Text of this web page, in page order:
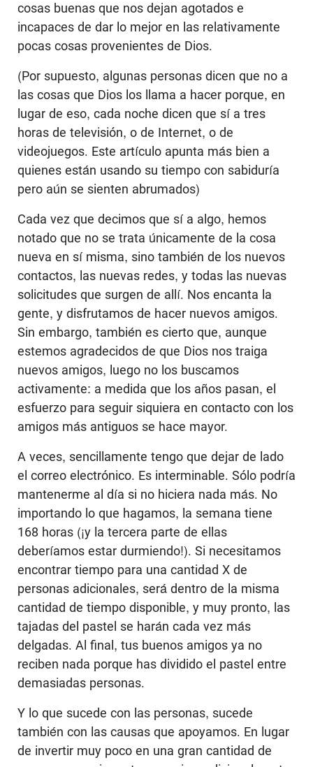
cosas buenas que nos dejan agotados e
incapaces de dar lo mejor en las relativamente
pocas cosas provenientes de Dios.
(Por supuesto, algunas personas dicen que no a
las cosas que Dios los llama a hacer porque, en
lugar de eso, cada noche dicen que sí a tres
horas de televisión, o de Internet, o de
videojuegos. Este artículo apunta más bien a
quienes están usando su tiempo con sabiduría
pero aún se sienten abrumados)
Cada vez que decimos que sí a algo, hemos
notado que no se trata únicamente de la cosa
nueva en sí misma, sino también de los nuevos
contactos, las nuevas redes, y todas las nuevas
solicitudes que surgen de allí. Nos encanta la
gente, y disfrutamos de hacer nuevos amigos.
Sin embargo, también es cierto que, aunque
estemos agradecidos de que Dios nos traiga
nuevos amigos, luego no los buscamos
activamente: a medida que los años pasan, el
esfuerzo para seguir siquiera en contacto con los
amigos más antiguos se hace mayor.
A veces, sencillamente tengo que dejar de lado
el correo electrónico. Es interminable. Sólo podría
mantenerme al día si no hiciera nada más. No
importando lo que hagamos, la semana tiene
168 horas (¡y la tercera parte de ellas
deberíamos estar durmiendo!). Si necesitamos
encontrar tiempo para una cantidad X de
personas adicionales, será dentro de la misma
cantidad de tiempo disponible, y muy pronto, las
tajadas del pastel se harán cada vez más
delgadas. Al final, tus buenos amigos ya no
reciben nada porque has dividido el pastel entre
demasiadas personas.
Y lo que sucede con las personas, sucede
también con las causas que apoyamos. En lugar
de invertir muy poco en una gran cantidad de